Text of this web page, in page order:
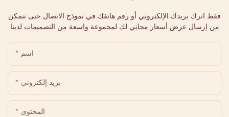
فقط اترك بريدك الإلكتروني أو رقم هاتفك في نموذج الاتصال حتى نتمكن
من إرسال عرض أسعار مجاني لك لمجموعة واسعة من التصميمات لدينا
اسم
بريد إلكتروني
المحتوى